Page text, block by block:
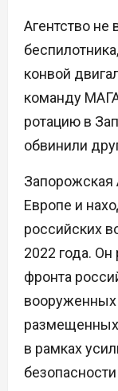
Агентство не
конвой
команду
ротацию в
обвинили
Запорожская
Европе и
российских
2022 года.
фронта
вооруженных
размещенных
в рамках